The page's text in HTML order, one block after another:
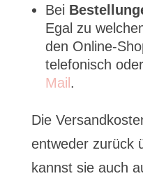
Bei
Egal zu
den Online-
telefonisch
Mail .
Die
entweder zurück
kannst sie auch